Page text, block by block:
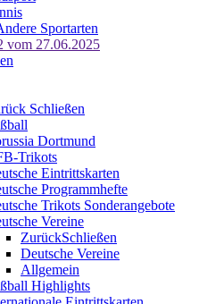
Sportarten
vom 27.06.2025
Schließen
Dortmund
Trikots
Eintrittskarten
Programmhefte
Trikots Sonderangebote
Vereine
ZurückSchließen
Deutsche Vereine
Allgemein
Highlights